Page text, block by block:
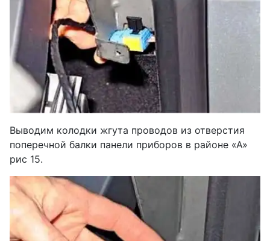
Выводим колодки жгута проводов из отверстия
поперечной балки панели приборов в районе «А»
рис 15.